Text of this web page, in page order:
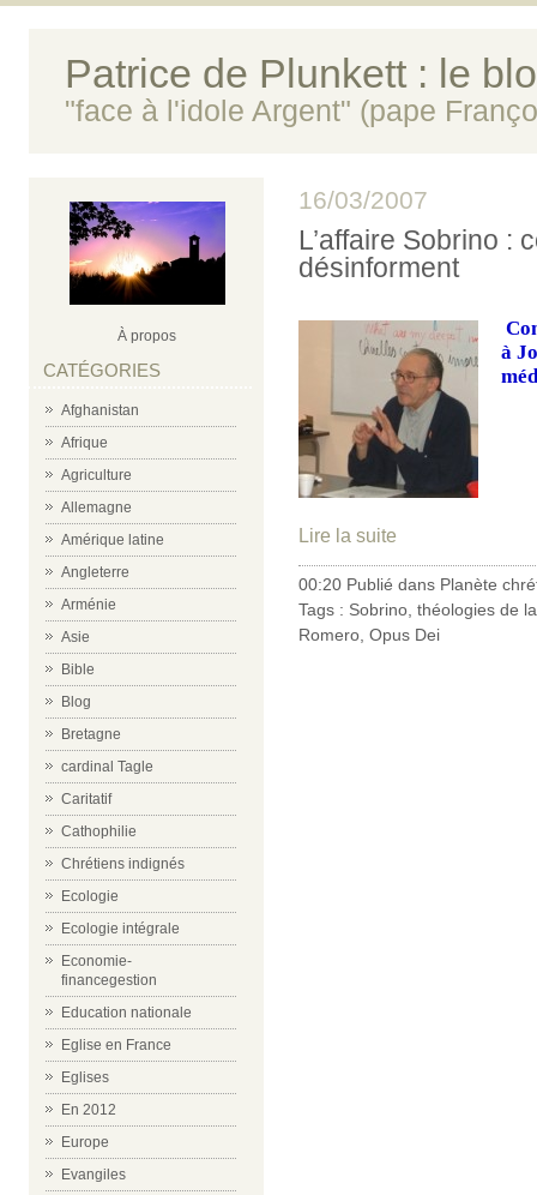
Patrice de Plunkett : le
"face à l'idole Argent" (pape
À propos
CATÉGORIES
Afghanistan
Afrique
Agriculture
Allemagne
Amérique latine
Angleterre
Arménie
Asie
Bible
Blog
Bretagne
cardinal Tagle
Caritatif
Cathophilie
Chrétiens indignés
Ecologie
Ecologie intégrale
Economie-
financegestion
Education nationale
Eglise en France
Eglises
En 2012
Europe
Evangiles
16/03/2007
L’affaire Sobrino :
désinforment
à
Lire la suite
00:20 Publié dans Planète
Tags : Sobrino théologies de
Romero Opus Dei